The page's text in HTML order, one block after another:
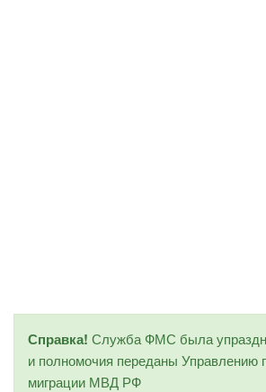
Справка! Служба ФМС была
и полномочия переданы Управлению
миграции МВД РФ